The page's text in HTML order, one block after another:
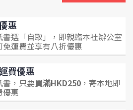
惠
選「自取」，即親臨本社辦公室
免運費並享有八折優惠
費優惠
書，只要買滿HKD250 ，寄本地即
優惠